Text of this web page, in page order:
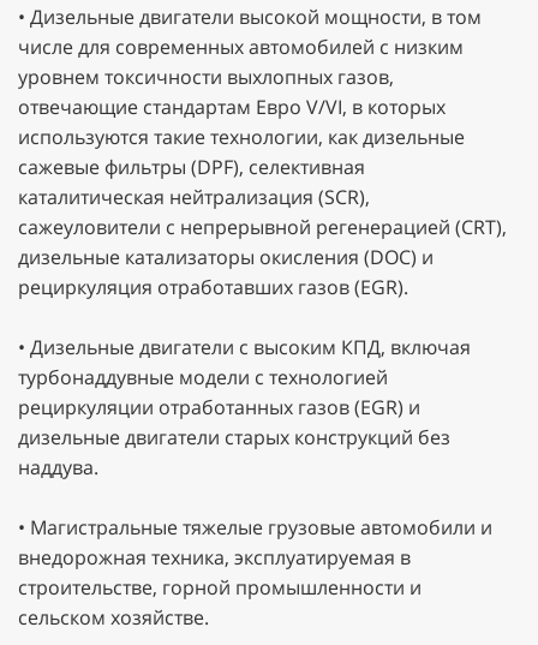
• Дизельные двигатели высокой мощности, в том
числе для современных автомобилей с низким
уровнем токсичности выхлопных газов,
отвечающие стандартам Евро V/VI, в которых
используются такие технологии, как дизельные
сажевые фильтры (DPF), селективная
каталитическая нейтрализация (SCR),
сажеуловители с непрерывной регенерацией (CRT),
дизельные катализаторы окисления (DOC) и
рециркуляция отработавших газов (EGR).
• Дизельные двигатели с высоким КПД, включая
турбонаддувные модели с технологией
рециркуляции отработанных газов (EGR) и
дизельные двигатели старых конструкций без
наддува.
• Магистральные тяжелые грузовые автомобили и
внедорожная техника, эксплуатируемая в
строительстве, горной промышленности и
сельском хозяйстве.